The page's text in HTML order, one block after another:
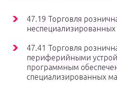
47.19 Торговля
неспециализированных
47.41 Торговля
периферийными
программным
специализированных